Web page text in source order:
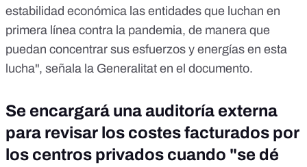
estabilidad económica las entidades que luchan en
primera línea contra la pandemia, de manera que
puedan concentrar sus esfuerzos y energías en esta
lucha", señala la Generalitat en el documento.
Se encargará una auditoría externa
para revisar los costes facturados por
los centros privados cuando "se dé